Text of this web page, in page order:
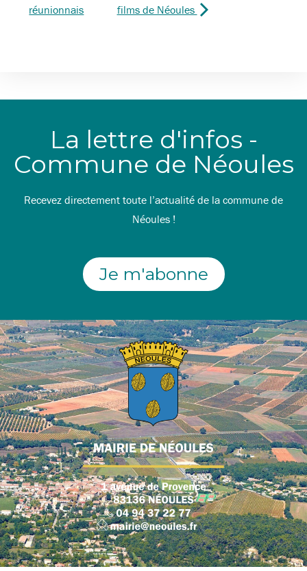
réunionnais
films de Néoules
La lettre d'infos -
Commune de Néoules
Recevez directement toute l’actualité de la commune de
Néoules !
Je m'abonne